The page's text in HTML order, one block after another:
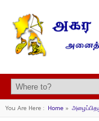
You Are Here : Home»